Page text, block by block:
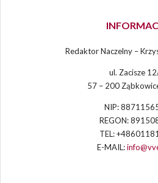
Redaktor Naczelny –
ul. Zacisze
57 – 200
NIP:
REGON:
TEL:
E-MAIL: